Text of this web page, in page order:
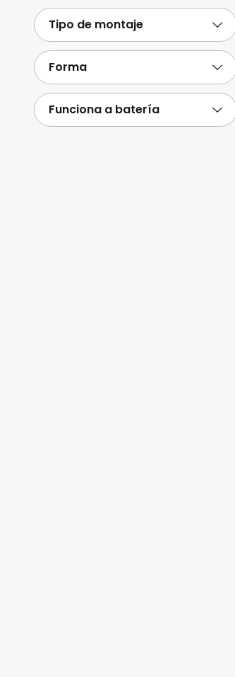
Tipo de montaje
Forma
Funciona a batería